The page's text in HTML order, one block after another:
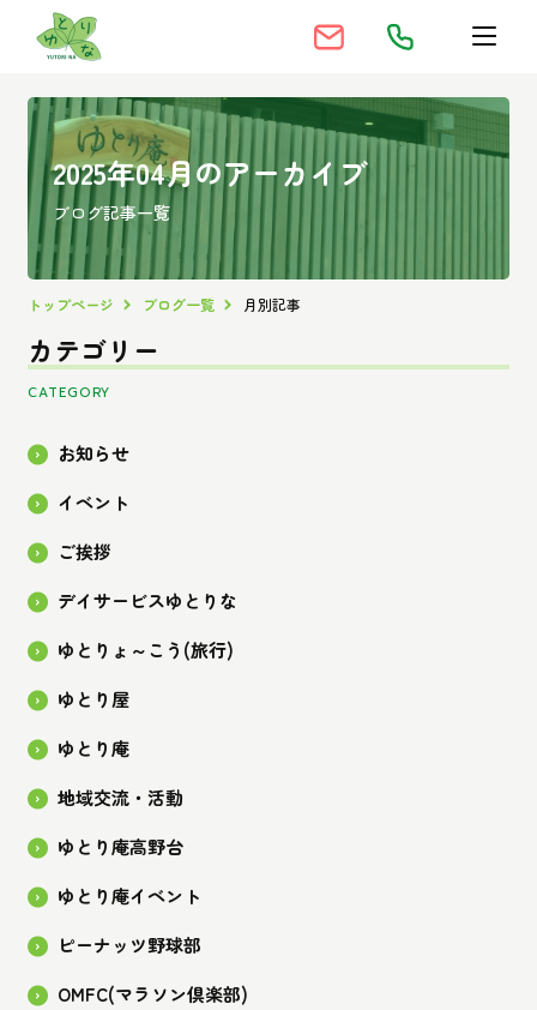
2025年04月のアーカイブ
ブログ記事一覧
トップページ ブログ一覧 月別記事
カテゴリー
CATEGORY
お知らせ
イベント
ご挨拶
デイサービスゆとりな
ゆとりょ～こう(旅行)
ゆとり屋
ゆとり庵
地域交流・活動
ゆとり庵高野台
ゆとり庵イベント
ピーナッツ野球部
OMFC(マラソン倶楽部)